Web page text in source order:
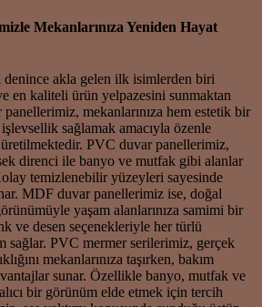
Mekanlarınıza Yeniden Hayat
denince akla gelen ilk isimlerden biri
en kaliteli ürün yelpazesini sunmaktan
mekanlarınıza hem estetik bir
sağlamak amacıyla özenle
PVC duvar panellerimiz,
direnci ile banyo ve mutfak gibi alanlar
temizlenebilir yüzeyleri sayesinde
MDF duvar panellerimiz ise, doğal
yaşam alanlarınıza samimi bir
ve desen seçenekleriyle her türlü
sağlar. PVC mermer serilerimiz, gerçek
mekanlarınıza taşırken, bakım
sunar. Özellikle banyo, mutfak ve
bir görünüm elde etmek için tercih